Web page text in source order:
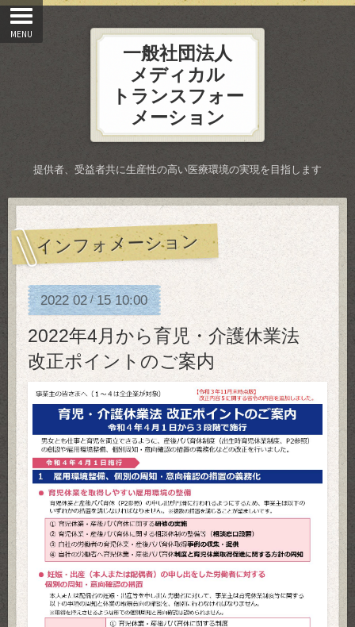
一般社団法人
メディカル
トランスフォー
メーション
提供者、受益者共に生産性の高い医療環境の実現を目指します
インフォメーション
2022 02/15 10:00
2022年4月から育児・介護休業法
改正ポイントのご案内